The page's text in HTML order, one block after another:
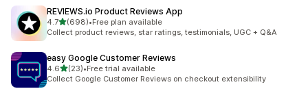
REVIEWS.io Product Reviews App
4.7เต็ม 5 ดาว
(698)
ทั้งหมด 698 รีวิว
•Free plan available
Collect product reviews, star ratings, testimonials, UGC + Q&A
easy Google Customer Reviews
4.6เต็ม 5 ดาว
(23)
ทั้งหมด 23 รีวิว
•Free trial available
Collect Google Customer Reviews on checkout extensibility